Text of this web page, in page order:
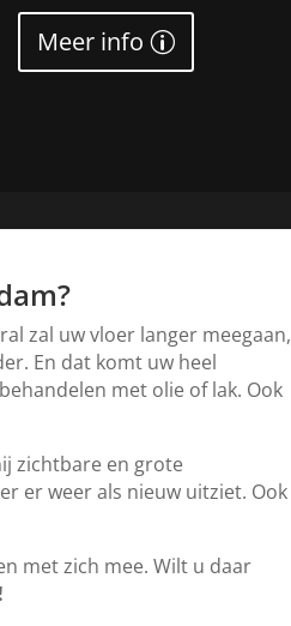
Meer info
zal uw vloer langer meegaan,
En dat komt uw heel
met olie of lak. Ook
zichtbare en grote
er weer als nieuw uitziet. Ook
met zich mee. Wilt u daar